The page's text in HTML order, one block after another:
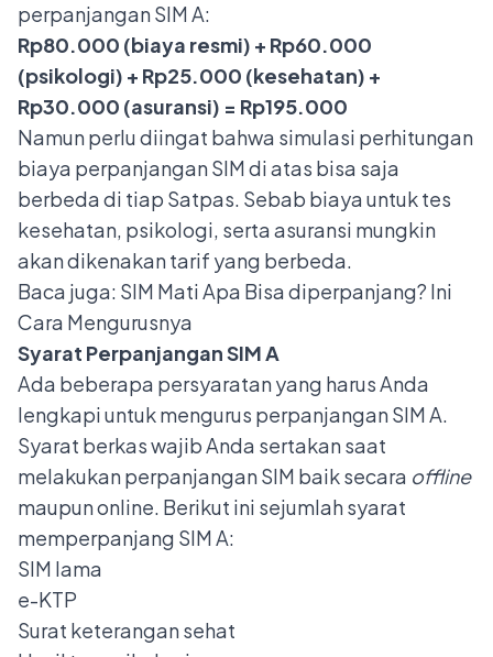
perpanjangan SIM A:
Rp80.000 (biaya resmi) + Rp60.000
(psikologi) + Rp25.000 (kesehatan) +
Rp30.000 (asuransi) = Rp195.000
Namun perlu diingat bahwa simulasi perhitungan
biaya perpanjangan SIM di atas bisa saja
berbeda di tiap Satpas. Sebab biaya untuk tes
kesehatan, psikologi, serta asuransi mungkin
akan dikenakan tarif yang berbeda.
Baca juga: SIM Mati Apa Bisa diperpanjang? Ini
Cara Mengurusnya
Syarat Perpanjangan SIM A
Ada beberapa persyaratan yang harus Anda
lengkapi untuk mengurus perpanjangan SIM A.
Syarat berkas wajib Anda sertakan saat
melakukan perpanjangan SIM baik secara offline
maupun online. Berikut ini sejumlahsyarat
memperpanjang SIMA:
SIM lama
e-KTP
Surat keterangan sehat